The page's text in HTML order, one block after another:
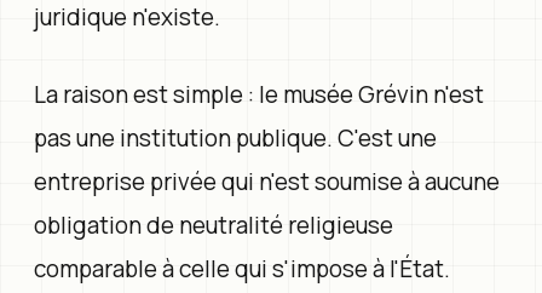
juridique n'existe.
La raison est simple : le musée Grévin n'est
pas une institution publique. C'est une
entreprise privée qui n'est soumise à aucune
obligation de neutralité religieuse
comparable à celle qui s'impose à l'État.